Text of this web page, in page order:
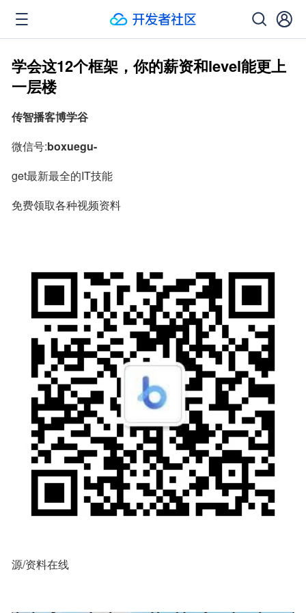
学会这12个框架，你的薪资和level能更上
一层楼
传智播客博学谷
微信号:boxuegu-
get最新最全的IT技能
免费领取各种视频资料
源/资料在线